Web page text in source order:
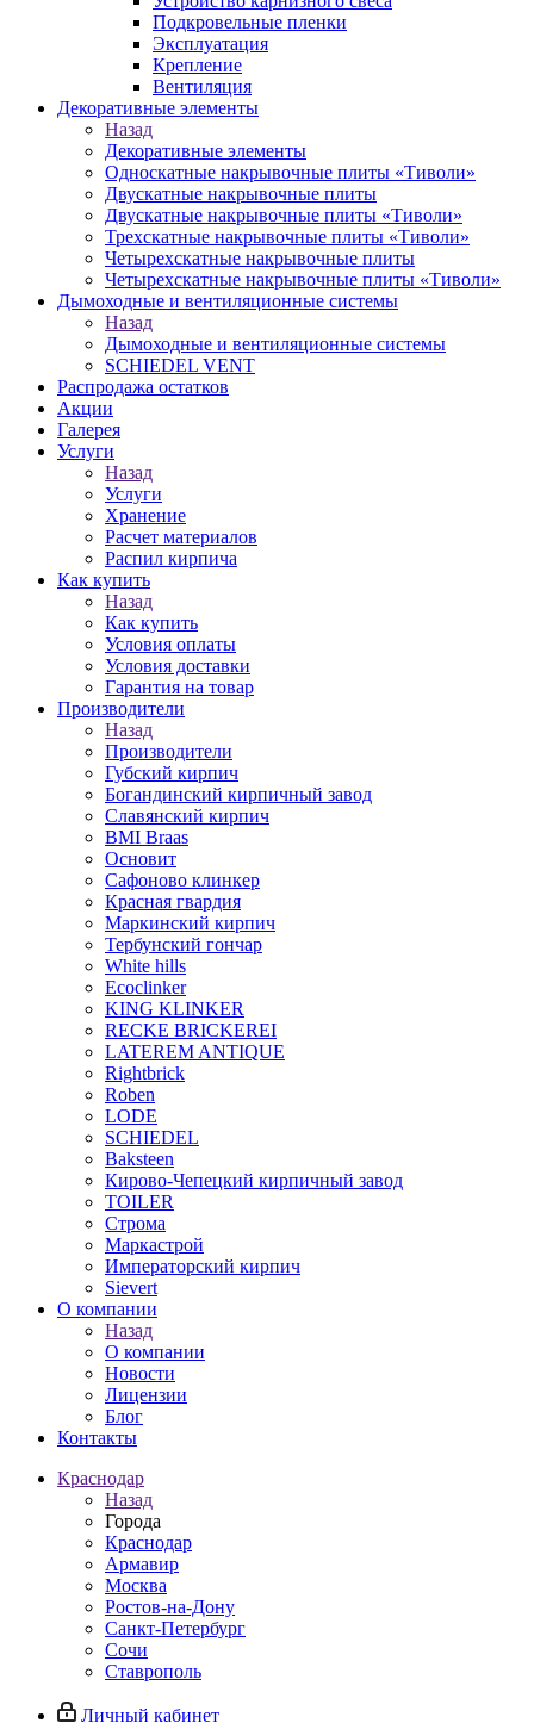
Подкровельные пленки
Эксплуатация
Крепление
Вентиляция
Декоративные элементы
Назад
Декоративные элементы
Односкатные накрывочные плиты «Тиволи»
Двускатные накрывочные плиты
Двускатные накрывочные плиты «Тиволи»
Трехскатные накрывочные плиты «Тиволи»
Четырехскатные накрывочные плиты
Четырехскатные накрывочные плиты «Тиволи»
Дымоходные и вентиляционные системы
Назад
Дымоходные и вентиляционные системы
SCHIEDEL VENT
Распродажа остатков
Акции
Галерея
Услуги
Назад
Услуги
Хранение
Расчет материалов
Распил кирпича
Как купить
Назад
Как купить
Условия оплаты
Условия доставки
Гарантия на товар
Производители
Назад
Производители
Губский кирпич
Богандинский кирпичный завод
Славянский кирпич
BMI Braas
Основит
Сафоново клинкер
Красная гвардия
Маркинский кирпич
Тербунский гончар
White hills
Ecoclinker
KING KLINKER
RECKE BRICKEREI
LATEREM ANTIQUE
Rightbrick
Roben
LODE
SCHIEDEL
Baksteen
Кирово-Чепецкий кирпичный завод
TOILER
Строма
Маркастрой
Императорский кирпич
Sievert
О компании
Назад
О компании
Новости
Лицензии
Блог
Контакты
Краснодар
Назад
Города
Краснодар
Армавир
Москва
Ростов-на-Дону
Санкт-Петербург
Сочи
Ставрополь
Личный кабинет